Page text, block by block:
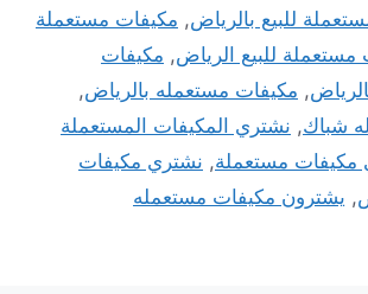
للبيع بالرياض, مكيفات مستعملة
مستعملة للبيع الرياض, مكيفات
, مكيفات مستعمله بالرياض,
شباك, نشتري المكيفات المستعملة
مكيفات مستعملة, نشتري مكيفات
, يشترون مكيفات مستعمله